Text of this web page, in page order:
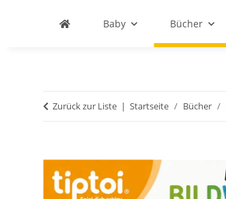
Baby Bücher
Zurück zur Liste Startseite Bücher